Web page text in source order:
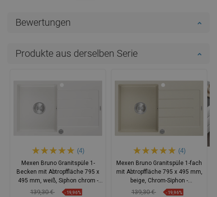
Bewertungen
Produkte aus derselben Serie
(4)
Mexen Bruno Granitspüle 1-
Becken mit Abtropffläche 795 x
495 mm, weiß, Siphon chrom -
6513791010-20
139,30 € -19,96%
(4)
Mexen Bruno Granitspüle 1-fach
mit Abtropffläche 795 x 495 mm,
beige, Chrom-Siphon -
6513791010-69
139,30 € -19,96%